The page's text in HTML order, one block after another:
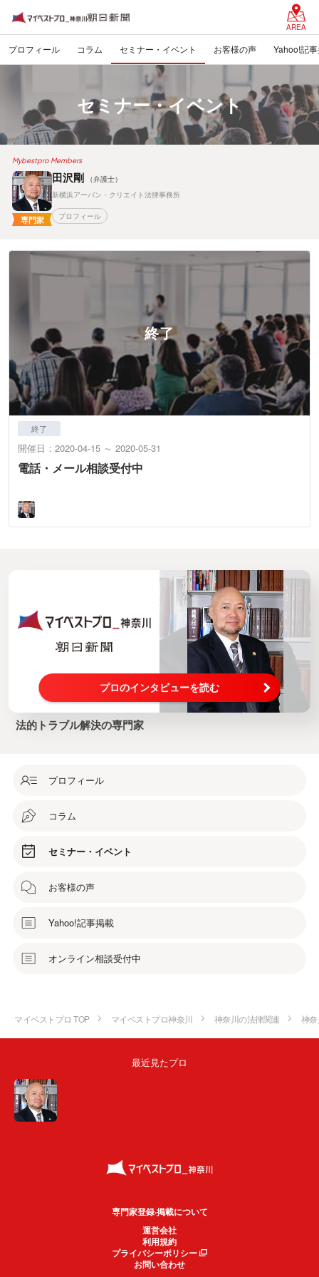
AREA
プロフィール コラム セミナー・イベント お客様の声 Yahoo!記
セミナー・イベント
Mybestpro Members
専門家
田沢剛
（弁護士）
新横浜アーバン・クリエイト法律事務所
プロフィール
終了
開催日：2020-04-15 ～ 2020-05-31
電話・メール相談受付中
プロのインタビューを読む
法的トラブル解決の専門家
プロフィール
コラム
セミナー・イベント
お客様の声
Yahoo!記事掲載
オンライン相談受付中
マイベストプロ TOP マイベストプロ神奈川 神奈川の法律関連 神
最近見たプロ
専門家登録·掲載について
運営会社
利用規約
プライバシーポリシー
お問い合わせ